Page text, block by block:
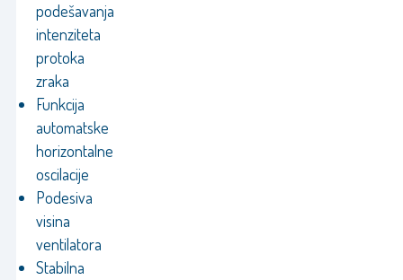
podešavanja
intenziteta
protoka
zraka
Funkcija
automatske
horizontalne
oscilacije
Podesiva
visina
ventilatora
Stabilna